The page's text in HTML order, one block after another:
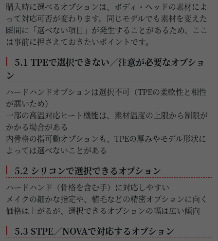
購入時に選べるオプションは、ボディ・ヘッドの素材によ
って対応可否が変わります。同じモデルでも素材を変えた
瞬間に「選べない項目」が発生することがあるため、ここ
は事前に押さえておきたいポイントです。
5.1 TPEで選択できない／注意が必要なオプショ
ン
ハードハンドオプションは選択不可（TPEの柔軟性と相性
が悪いため）
一部の高温対応ヒート機能は、素材温度の上限から制限が
かかる場合がある
内骨格の指可動オプションも、TPEの厚みやモデル形状に
よっては選べないことがある
5.2 シリコンで選択できるオプション
ハードハンド（骨格を含む手）に対応しやすい
メイクの細かな指定や、植毛などの精密オプションに向く
価格は上がるが、選択できるオプションの幅は広い傾向
5.3 STPE／NOVAで対応するオプション